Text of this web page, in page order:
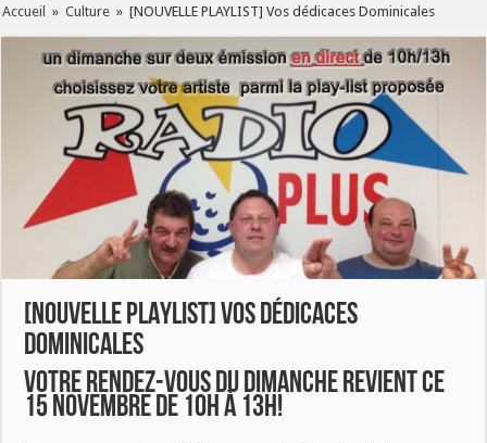
Accueil » Culture » [NOUVELLE PLAYLIST] Vos dédicaces Dominicales
[NOUVELLE PLAYLIST] Vos dédicaces
Dominicales
Votre rendez-vous du dimanche revient ce
15 novembre de 10h à 13h!